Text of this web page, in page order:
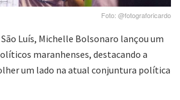
Foto: @fotograforicardo
Luís, Michelle Bolsonaro lançou um
maranhenses, destacando a
um lado na atual conjuntura política